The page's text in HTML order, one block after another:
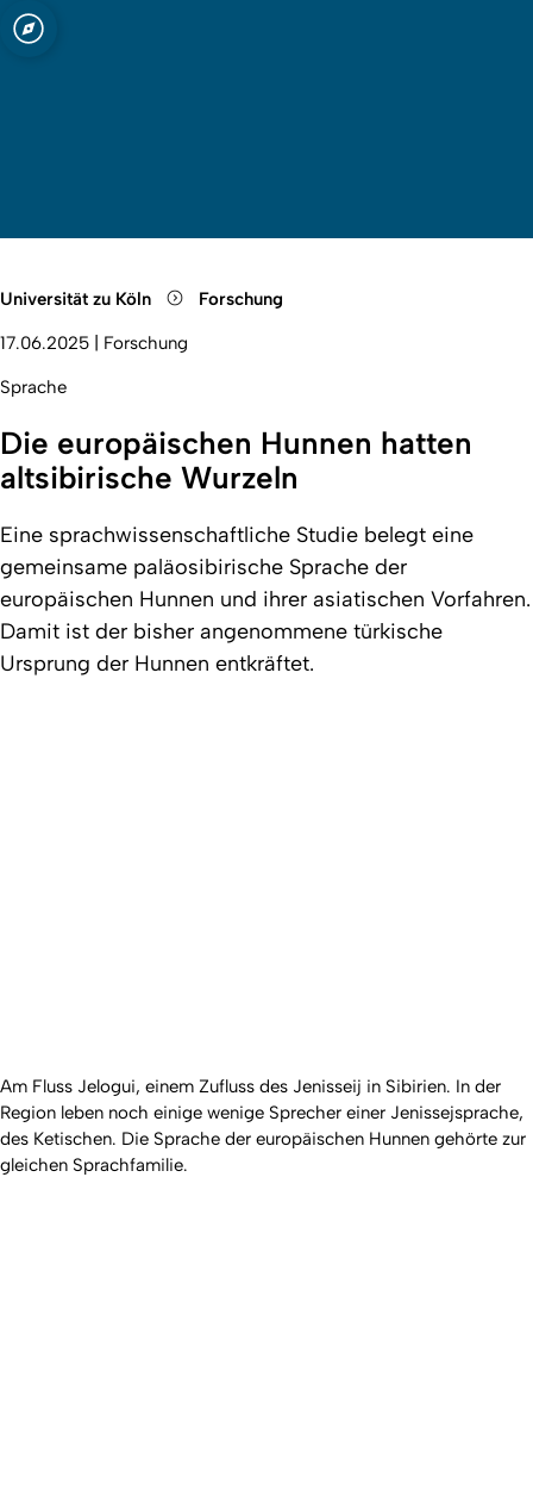
Quicklink-Menü öffnen
Universität zu Köln Forschung
17.06.2025 Forschung
Sprache
Die europäischen Hunnen hatten
altsibirische Wurzeln
Eine sprachwissenschaftliche Studie belegt eine
gemeinsame paläosibirische Sprache der
europäischen Hunnen und ihrer asiatischen Vorfahren.
Damit ist der bisher angenommene türkische
Ursprung der Hunnen entkräftet.
Am Fluss Jelogui, einem Zufluss des Jenisseij in Sibirien. In der
Region leben noch einige wenige Sprecher einer Jenissejsprache,
des Ketischen. Die Sprache der europäischen Hunnen gehörte zur
gleichen Sprachfamilie.